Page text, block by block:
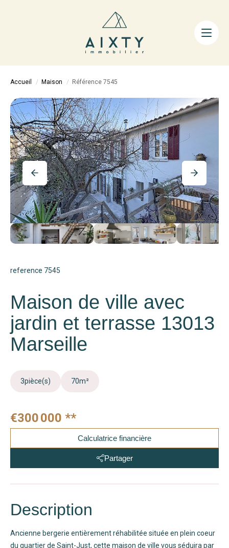
ACHETER
LA MÉTHODE
AIXTY & VOUS
Nos Agences
Nos Équipes
Nos Tarifs
Nos Biens Vendus
Notre City Guide
Accueil Maison Référence 7545
reference 7545
Maison de ville avec
jardin et terrasse 13013
Marseille
3pièce(s) 70m²
€300 000 **
Calculatrice financière
Partager
Description
Ancienne bergerie entièrement réhabilitée située en plein coeur
du quartier de Saint-Just, cette maison de ville vous séduira par